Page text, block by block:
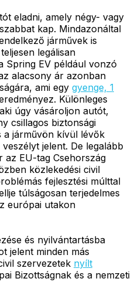
eladni, amely négy- vagy
kap. Mindazonáltal
járművek is
legálisan
Spring EV például vonzó
alacsony ár azonban
ami egy gyenge, 1
Különleges
úgy vásároljon autót,
csillagos biztonsági
a járművön kívül lévők
jelent. De legalább
EU-tag Csehország
közlekedési civil
fejlesztési múlttal
túlságosan terjedelmes
európai utakon
és nyilvántartásba
jelent minden más
szervezetek nyílt
Bizottságnak és a nemzeti